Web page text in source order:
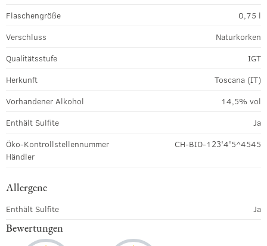
Flaschengröße
0,75 l
Verschluss
Naturkorken
Qualitätsstufe
IGT
Herkunft
Toscana (IT)
Vorhandener Alkohol
14,5% vol
Enthält Sulfite
Ja
Öko-Kontrollstellennummer
Händler
CH-BIO-123'4'5^4545
Allergene
Enthält Sulfite Ja
Bewertungen